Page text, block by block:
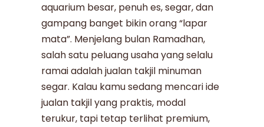
aquarium besar, penuh es, segar, dan
gampang banget bikin orang “lapar
mata”. Menjelang bulan Ramadhan,
salah satu peluang usaha yang selalu
ramai adalah jualan takjil minuman
segar. Kalau kamu sedang mencari ide
jualan takjil yang praktis, modal
terukur, tapi tetap terlihat premium,